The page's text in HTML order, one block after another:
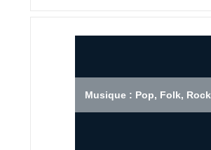
Musique : Pop, Folk, Rock